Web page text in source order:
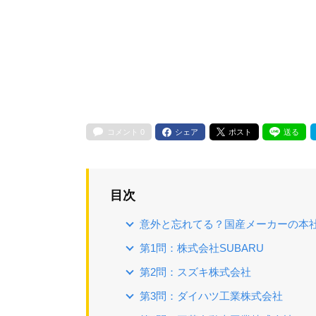
コメント 0 シェア ポスト 送る
目次
意外と忘れてる？国産メーカーの本
第1問：株式会社SUBARU
第2問：スズキ株式会社
第3問：ダイハツ工業株式会社